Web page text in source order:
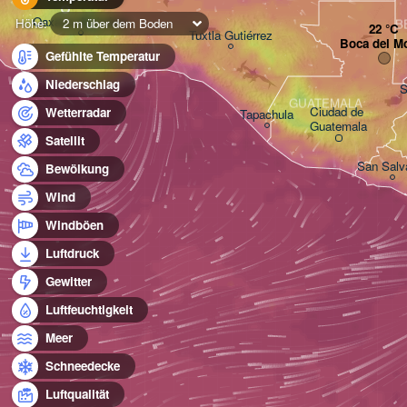
Höhe:
2 m über dem Boden
Gefühlte Temperatur
Niederschlag
Wetterradar
Satellit
Bewölkung
Wind
Windböen
Luftdruck
Gewitter
Luftfeuchtigkeit
Meer
Schneedecke
Luftqualität
Ciudad de
Guatemala
Tuxtla Gutiérrez
Tapachula
Oaxaca de Juárez
GUATEMALA
San
Boca del